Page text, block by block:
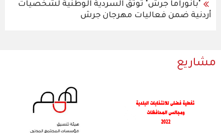
"بانوراما جرش" توثق السردية الوطنية لشخصيات
أردنية ضمن فعاليات مهرجان جرش
مشاريع